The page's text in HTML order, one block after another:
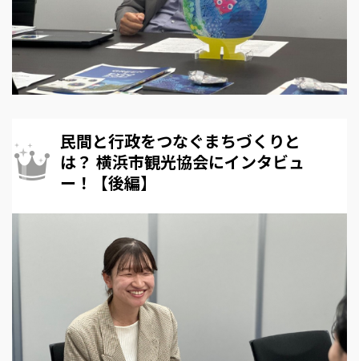
民間と行政をつなぐまちづくりと
は？ 横浜市観光協会にインタビュ
ー！【後編】